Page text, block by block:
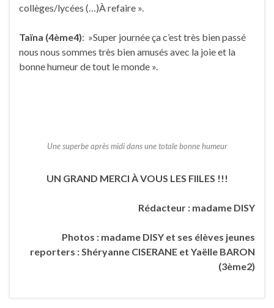
collèges/lycées (…)À refaire ».
Taïna (4ème4): »Super journée ça c’est très bien passé
nous nous sommes très bien amusés avec la joie et la
bonne humeur de tout le monde ».
Une superbe après midi dans une totale bonne humeur
UN GRAND MERCI À VOUS LES FIILES !!!
Rédacteur : madame DISY
Photos : madame DISY et ses élèves jeunes
reporters : Shéryanne CISERANE et Yaëlle BARON
(3ème2)